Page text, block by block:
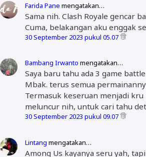
Farida Pane mengatakan…
Sama nih. Clash Royale gencar
Cuma, belakangan aku enggak
30 September 2023 pukul 05.07
Bambang Irwanto mengatakan…
Saya baru tahu ada 3 game
Mbak. terus semua
Termasuk keseruan menjadi kru
meluncur nih, untuk cari tahu
30 September 2023 pukul 09.07
Lintang mengatakan…
Among Us kayanya seru yah,